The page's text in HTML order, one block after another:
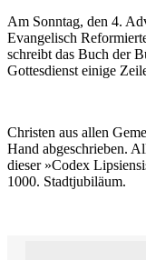
Am Sonntag, den 4.
Evangelisch
schreibt das Buch der
Gottesdienst einige
Christen aus allen
Hand abgeschrieben.
dieser »Codex
1000. Stadtjubiläum.